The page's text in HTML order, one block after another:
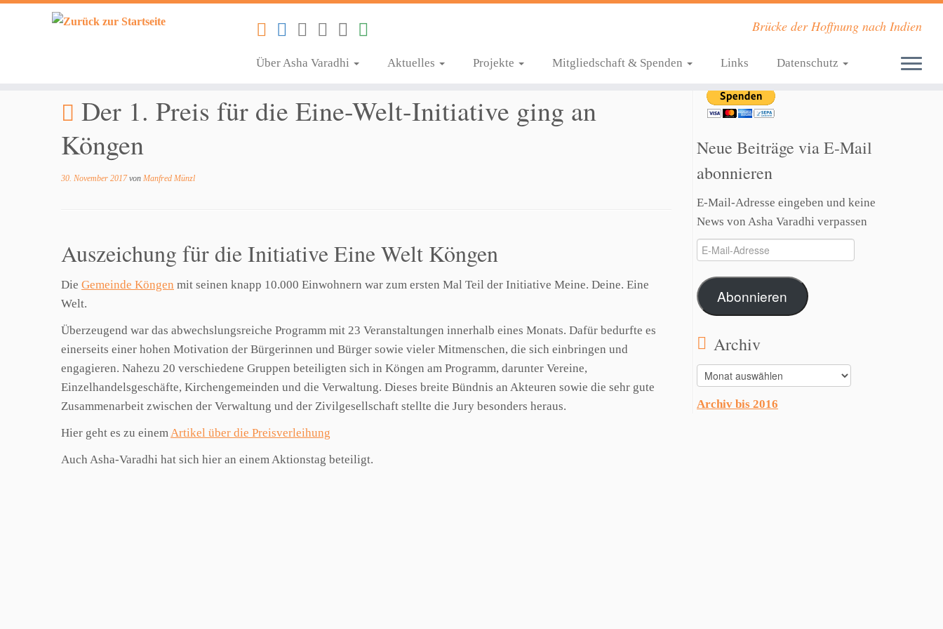
Brücke der Hoffnung nach Indien
Über Asha Varadhi Aktuelles Projekte Mitgliedschaft & Spenden Links Datenschutz
Der 1. Preis für die Eine-Welt-Initiative ging an
Köngen
30. November 2017 von Manfred Münzl
Auszeichung für die Initiative Eine Welt Köngen
Die Gemeinde Köngen mit seinen knapp 10.000 Einwohnern war zum ersten Mal Teil der Initiative Meine. Deine. Eine
Welt.
Überzeugend war das abwechslungsreiche Programm mit 23 Veranstaltungen innerhalb eines Monats. Dafür bedurfte es
einerseits einer hohen Motivation der Bürgerinnen und Bürger sowie vieler Mitmenschen, die sich einbringen und
engagieren. Nahezu 20 verschiedene Gruppen beteiligten sich in Köngen am Programm, darunter Vereine,
Einzelhandelsgeschäfte, Kirchengemeinden und die Verwaltung. Dieses breite Bündnis an Akteuren sowie die sehr gute
Zusammenarbeit zwischen der Verwaltung und der Zivilgesellschaft stellte die Jury besonders heraus.
Hier geht es zu einemArtikel über die Preisverleihung
Auch Asha-Varadhi hat sich hier an einem Aktionstag beteiligt.
Neue Beiträge via E-Mail
abonnieren
E-Mail-Adresse eingeben und keine
News von Asha Varadhi verpassen
E-
Mail-
Adresse
Abonnieren
Archiv
Archiv
Archiv bis 2016